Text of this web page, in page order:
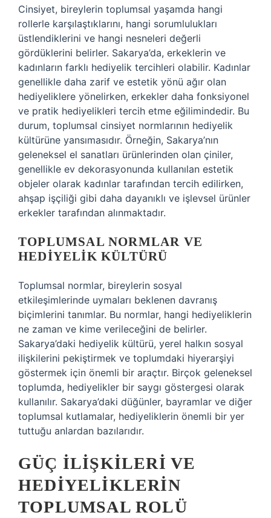
Cinsiyet, bireylerin toplumsal yaşamda hangi
rollerle karşılaştıklarını, hangi sorumlulukları
üstlendiklerini ve hangi nesneleri değerli
gördüklerini belirler. Sakarya’da, erkeklerin ve
kadınların farklı hediyelik tercihleri olabilir. Kadınlar
genellikle daha zarif ve estetik yönü ağır olan
hediyeliklere yönelirken, erkekler daha fonksiyonel
ve pratik hediyelikleri tercih etme eğilimindedir. Bu
durum, toplumsal cinsiyet normlarının hediyelik
kültürüne yansımasıdır. Örneğin, Sakarya’nın
geleneksel el sanatları ürünlerinden olan çiniler,
genellikle ev dekorasyonunda kullanılan estetik
objeler olarak kadınlar tarafından tercih edilirken,
ahşap işçiliği gibi daha dayanıklı ve işlevsel ürünler
erkekler tarafından alınmaktadır.
TOPLUMSAL NORMLAR VE
HEDIYELIK KÜLTÜRÜ
Toplumsal normlar, bireylerin sosyal
etkileşimlerinde uymaları beklenen davranış
biçimlerini tanımlar. Bu normlar, hangi hediyeliklerin
ne zaman ve kime verileceğini de belirler.
Sakarya’daki hediyelik kültürü, yerel halkın sosyal
ilişkilerini pekiştirmek ve toplumdaki hiyerarşiyi
göstermek için önemli bir araçtır. Birçok geleneksel
toplumda, hediyelikler bir saygı göstergesi olarak
kullanılır. Sakarya’daki düğünler, bayramlar ve diğer
toplumsal kutlamalar, hediyeliklerin önemli bir yer
tuttuğu anlardan bazılarıdır.
GÜÇ İLIŞKILERI VE
HEDIYELIKLERIN
TOPLUMSAL ROLÜ